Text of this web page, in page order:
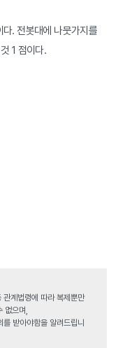
. 전봇대에 나뭇가지를
1 점이다.
관계법령에 따라 복제뿐만
없으며,
받아야함을 알려드립니